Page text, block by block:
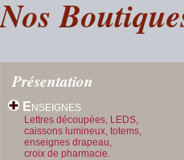
Nos
Présentation
E NSEIGNES
Lettres découpées, LEDS,
caissons lumineux, totems,
enseignes drapeau,
croix de pharmacie.